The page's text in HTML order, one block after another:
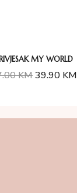
MY WORLD
KM39.90 KM